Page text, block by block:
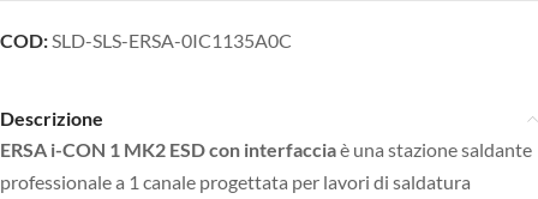
COD:SLD-SLS-ERSA-0IC1135A0C
Descrizione
ERSA i-CON 1 MK2 ESD con interfacciaè una stazione saldante
professionale a 1 canale progettata per lavori di saldatura